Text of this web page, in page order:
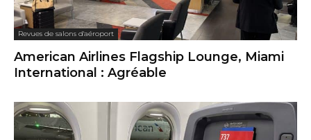
Revues de salons d'aéroport
American Airlines Flagship Lounge, Miami
International : Agréable